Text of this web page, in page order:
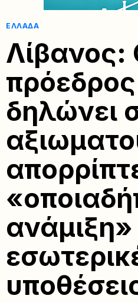
ΕΛΛΆΔΑ
Λίβανος:
δηλώνει
ανάμιξη»